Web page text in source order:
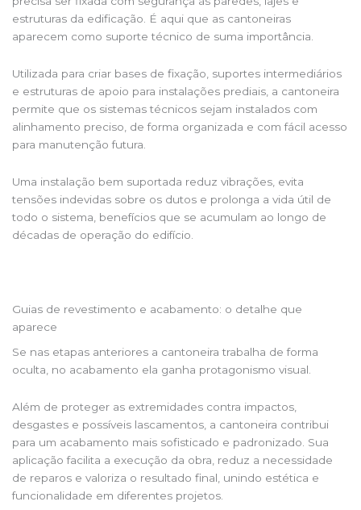
estruturas da edificação. É aqui que as cantoneiras
aparecem como suporte técnico de suma importância.
Utilizada para criar bases de fixação, suportes intermediários
e estruturas de apoio para instalações prediais, a cantoneira
permite que os sistemas técnicos sejam instalados com
alinhamento preciso, de forma organizada e com fácil acesso
para manutenção futura.
Uma instalação bem suportada reduz vibrações, evita
tensões indevidas sobre os dutos e prolonga a vida útil de
todo o sistema, benefícios que se acumulam ao longo de
décadas de operação do edifício.
Guias de revestimento e acabamento: o detalhe que
aparece
Se nas etapas anteriores a cantoneira trabalha de forma
oculta, no acabamento ela ganha protagonismo visual.
Além de proteger as extremidades contra impactos,
desgastes e possíveis lascamentos, a cantoneira contribui
para um acabamento mais sofisticado e padronizado. Sua
aplicação facilita a execução da obra, reduz a necessidade
de reparos e valoriza o resultado final, unindo estética e
funcionalidade em diferentes projetos.